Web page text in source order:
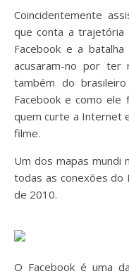
Coincidentemente
que conta a trajetória
Facebook e a
acusaram-no por ter
também do
Facebook e como ele
quem curte a Internet
filme.
Um dos mapas mundi
todas as conexões do
de 2010.
O Facebook é uma